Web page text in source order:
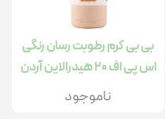
بی بی کرم رطوبت رسان رنگی
اس پی اف 20 هیدرالاین آردن
ناموجود